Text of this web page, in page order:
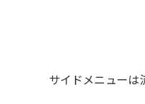
サイドメニュー